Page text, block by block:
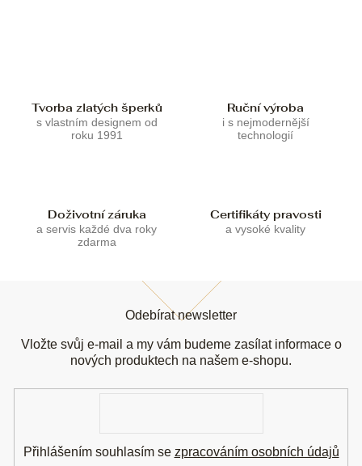
Tvorba zlatých šperků
s vlastním designem od
roku 1991
Ruční výroba
i s nejmodernější
technologií
Doživotní záruka
a servis každé dva roky
zdarma
Certifikáty pravosti
a vysoké kvality
Odebírat newsletter
Vložte svůj e-mail a my vám budeme zasílat informace o
nových produktech na našem e-shopu.
Přihlášením souhlasím se zpracováním osobních údajů